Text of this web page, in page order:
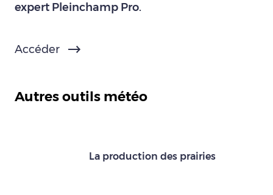
expert Pleinchamp Pro.
Accéder
Autres outils météo
La production des prairies